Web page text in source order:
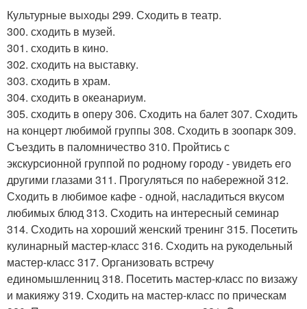
Культурные выходы 299. Сходить в театр.
300. сходить в музей.
301. сходить в кино.
302. сходить на выставку.
303. сходить в храм.
304. сходить в океанариум.
305. сходить в оперу 306. Сходить на балет 307. Сходить
на концерт любимой группы 308. Сходить в зоопарк 309.
Съездить в паломничество 310. Пройтись с
экскурсионной группой по родному городу - увидеть его
другими глазами 311. Прогуляться по набережной 312.
Сходить в любимое кафе - одной, насладиться вкусом
любимых блюд 313. Сходить на интересный семинар
314. Сходить на хороший женский тренинг 315. Посетить
кулинарный мастер-класс 316. Сходить на рукодельный
мастер-класс 317. Организовать встречу
единомышленниц 318. Посетить мастер-класс по визажу
и макияжу 319. Сходить на мастер-класс по прическам